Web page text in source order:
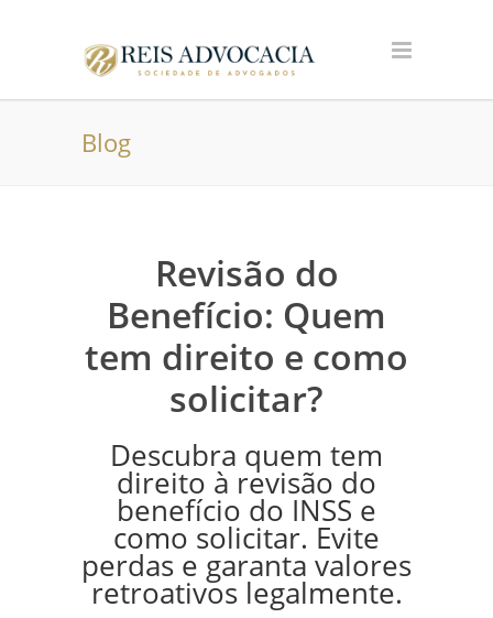
Blog
Revisão do
Benefício: Quem
tem direito e como
solicitar?
Descubra quem tem
direito à revisão do
benefício do INSS e
como solicitar. Evite
perdas e garanta valores
retroativos legalmente.